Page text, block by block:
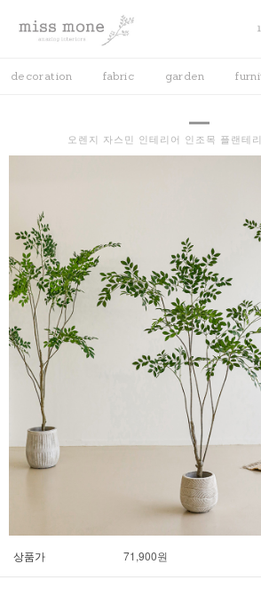
decoration fabric garden
오렌지 자스민 인테리어 인조목 플랜테
상품가 71,900원